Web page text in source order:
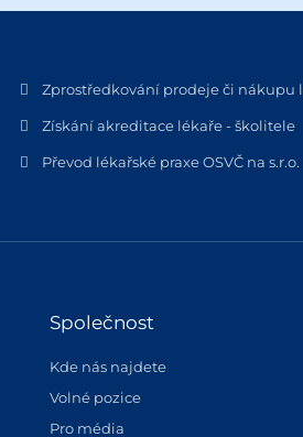
Zprostředkování prodeje či nákupu
Získání akreditace lékaře - školitele
Převod lékařské praxe OSVČ na s.r.o.
Společnost
Kde nás najdete
Volné pozice
Pro média